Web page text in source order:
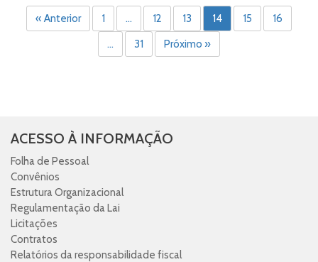
« Anterior 1 … 12 13 14 15
16
…
31 Próximo »
ACESSO À INFORMAÇÃO
Folha de Pessoal
Convênios
Estrutura Organizacional
Regulamentação da Lai
Licitações
Contratos
Relatórios da responsabilidade fiscal